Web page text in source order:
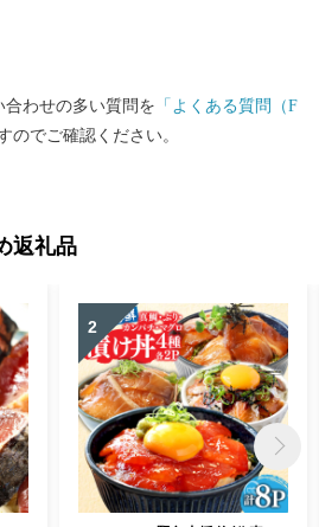
わせの多い質問を 「よくある質問（F
のでご確認ください。
返礼品
2